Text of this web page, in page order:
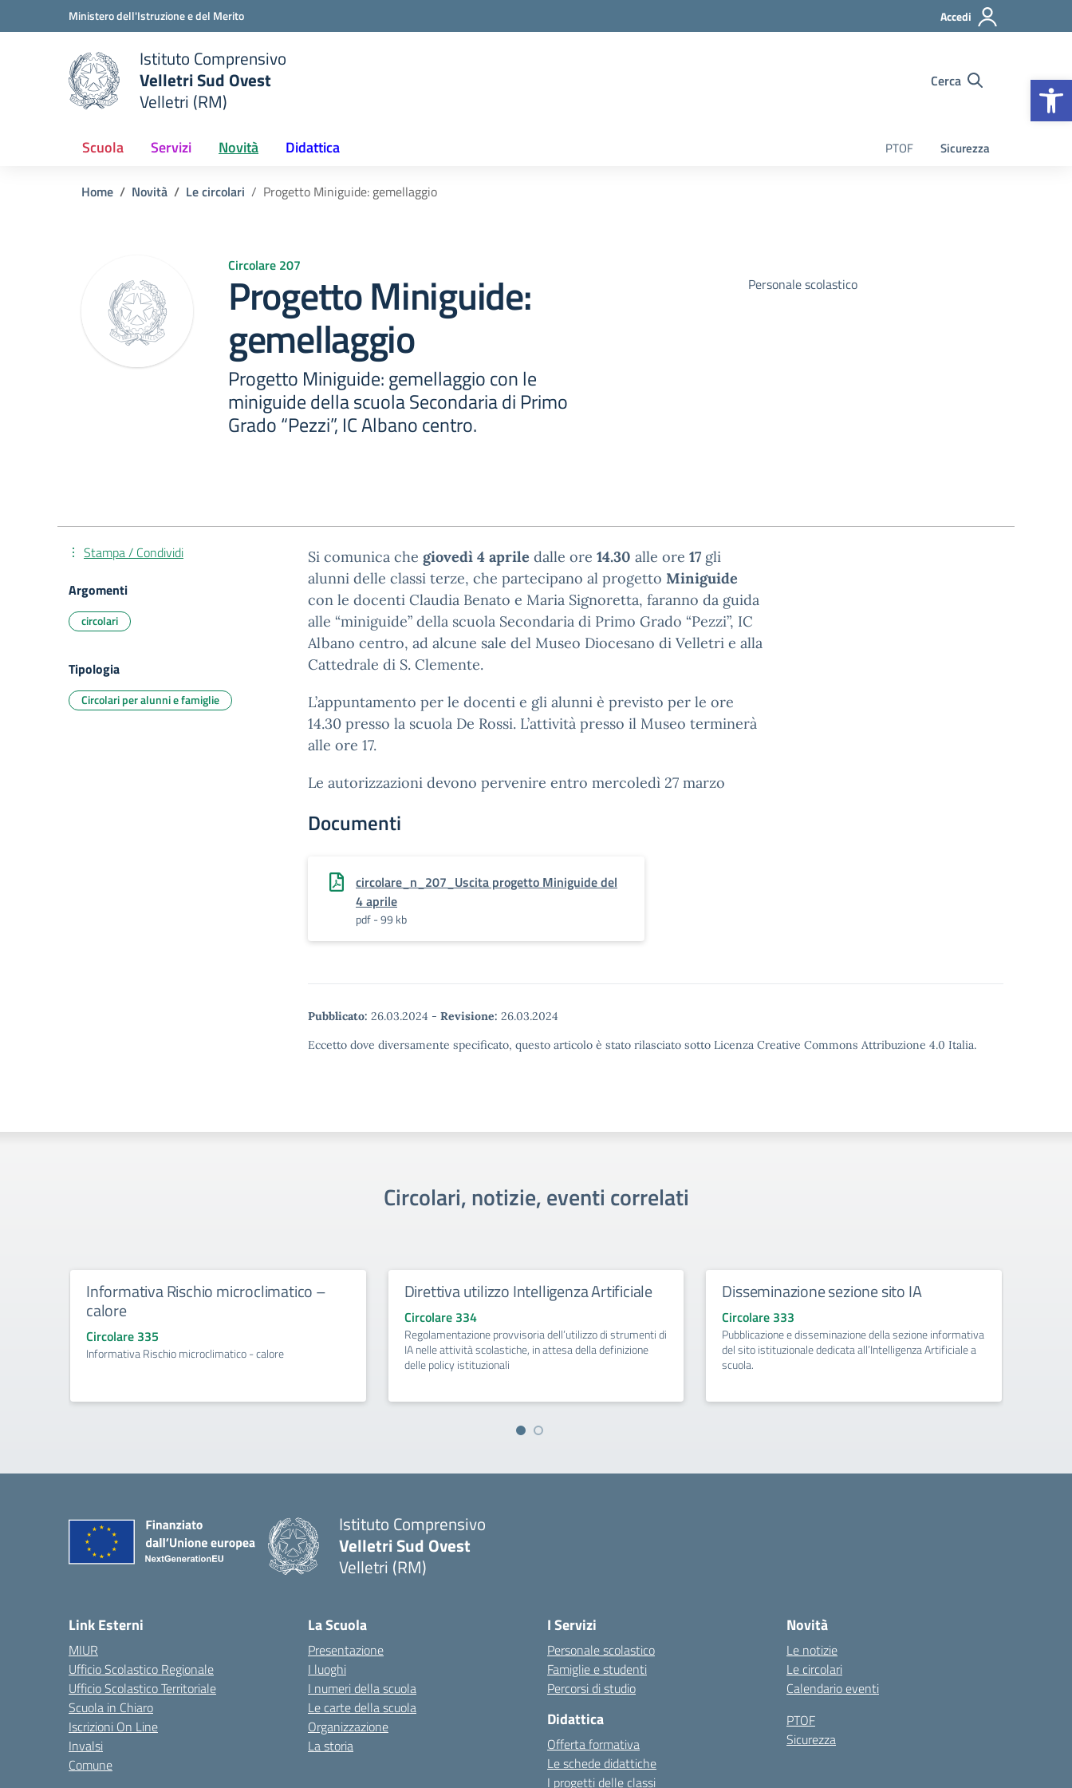
Vai ai contenuti
Vai al menu di navigazioneMinistero dell'Istruzione e del Merito Accedi
scuola
Istituto Comprensivo
Velletri Sud Ovest
Velletri (RM)
Cerca
Scuola Servizi Novità Didattica PTOF Sicurezza
Home Novità Le circolari Progetto Miniguide: gemellaggio
Circolare 207
Progetto Miniguide:
gemellaggio
Progetto Miniguide: gemellaggio con le
miniguide della scuola Secondaria di Primo
Grado “Pezzi”, IC Albano centro.
Personale scolastico
Si comunica che giovedì 4 aprile dalle ore 14.30 alle ore 17 gli
alunni delle classi terze, che partecipano al progetto Miniguide
con le docenti Claudia Benato e Maria Signoretta, faranno da guida
alle “miniguide” della scuola Secondaria di Primo Grado “Pezzi”, IC
Albano centro, ad alcune sale del Museo Diocesano di Velletri e alla
Cattedrale di S. Clemente.
L’appuntamento per le docenti e gli alunni è previsto per le ore
14.30 presso la scuola De Rossi. L’attività presso il Museo terminerà
alle ore 17.
Le autorizzazioni devono pervenire entro mercoledì 27 marzo
Documenti
circolare_n_207_Uscita progetto Miniguide del
4 aprile
pdf - 99 kb
Pubblicato: 26.03.2024 - Revisione: 26.03.2024
Eccetto dove diversamente specificato, questo articolo è stato rilasciato sotto Licenza Creative Commons Attribuzione 4.0 Italia.
Stampa / Condividi
Argomenti
circolari
Tipologia
Circolari per alunni e famiglie
Circolari, notizie, eventi correlati
Informativa Rischio microclimatico –
calore
Circolare 335
Informativa Rischio microclimatico - calore
Direttiva utilizzo Intelligenza Artificiale
Circolare 334
Regolamentazione provvisoria dell’utilizzo di strumenti di
IA nelle attività scolastiche, in attesa della definizione
delle policy istituzionali
Disseminazione sezione sito IA
Circolare 333
Pubblicazione e disseminazione della sezione informativa
del sito istituzionale dedicata all’Intelligenza Artificiale a
scuola.
Istituto Comprensivo
Velletri Sud Ovest
Velletri (RM)
Link Esterni
MIUR
Ufficio Scolastico Regionale
Ufficio Scolastico Territoriale
Scuola in Chiaro
Iscrizioni On Line
Invalsi
Comune
La Scuola
Presentazione
I luoghi
I numeri della scuola
Le carte della scuola
Organizzazione
La storia
I Servizi
Personale scolastico
Famiglie e studenti
Percorsi di studio
Didattica
Offerta formativa
Le schede didattiche
I progetti delle classi
Novità
Le notizie
Le circolari
Calendario eventi
PTOF
Sicurezza